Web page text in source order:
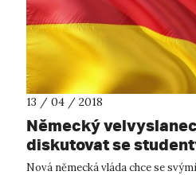
13 / 04 / 2018
Německý
diskutovat se
Nová německá vláda chce se